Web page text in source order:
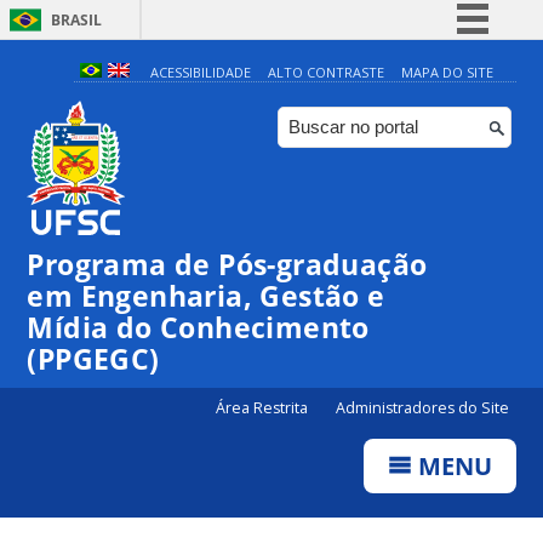
BRASIL
Simplifique!
Comunica BR
Participe
Canais
ACESSIBILIDADE ALTO CONTRASTE MAPA DO SITE
Programa de Pós-graduação
em Engenharia, Gestão e
Mídia do Conhecimento
(PPGEGC)
Área Restrita Administradores do Site
MENU